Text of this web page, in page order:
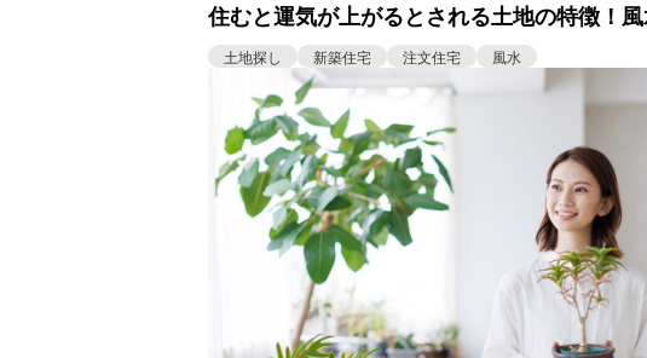
住むと運気が上がるとされる土地の特徴！
土地選び
土地探し 新築住宅 注文住宅 風水